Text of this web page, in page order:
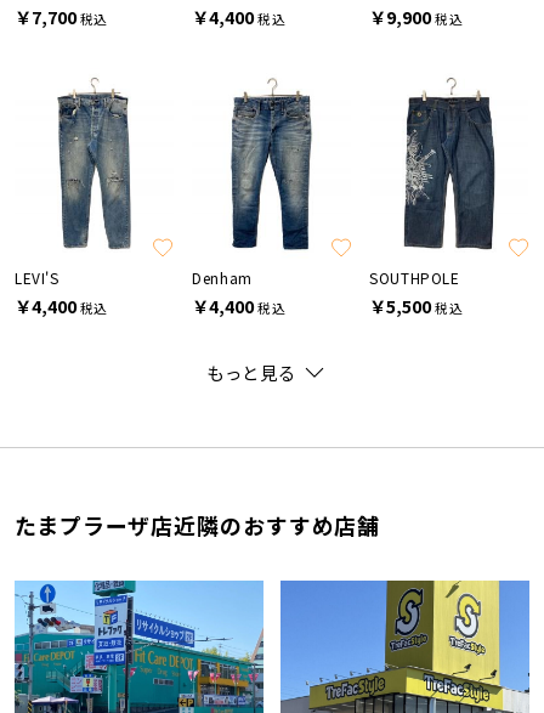
￥7,700税込 ￥4,400税込 ￥9,900税込
LEVI'S
￥4,400税込
Denham
￥4,400税込
SOUTHPOLE
￥5,500税込
もっと見る
たまプラーザ店近隣のおすすめ店舗